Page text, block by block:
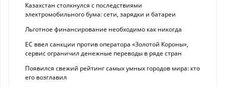
Казахстан столкнулся с последствиями
электромобильного бума: сети, зарядки и батареи
Льготное финансирование необходимо как никогда
ЕС ввел санкции против оператора «Золотой Короны»,
сервис ограничил денежные переводы в ряде стран
Появился свежий рейтинг самых умных городов мира: кто
его возглавил